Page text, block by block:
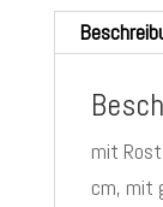
mit
cm, mit